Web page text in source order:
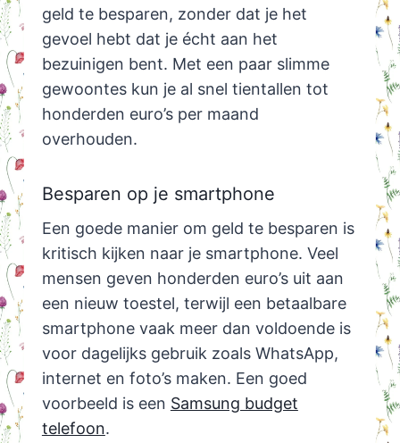
geld te besparen, zonder dat je het
gevoel hebt dat je écht aan het
bezuinigen bent. Met een paar slimme
gewoontes kun je al snel tientallen tot
honderden euro’s per maand
overhouden.
Besparen op je smartphone
Een goede manier om geld te besparen is
kritisch kijken naar je smartphone. Veel
mensen geven honderden euro’s uit aan
een nieuw toestel, terwijl een betaalbare
smartphone vaak meer dan voldoende is
voor dagelijks gebruik zoals WhatsApp,
internet en foto’s maken. Een goed
voorbeeld is een Samsung budget
telefoon.